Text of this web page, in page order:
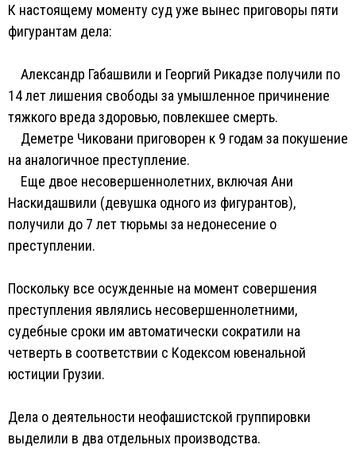
К настоящему моменту суд уже вынес приговоры пяти
фигурантам дела:
Александр Габашвили и Георгий Рикадзе получили по
14 лет лишения свободы за умышленное причинение
тяжкого вреда здоровью, повлекшее смерть.
Деметре Чиковани приговорен к 9 годам за покушение
на аналогичное преступление.
Еще двое несовершеннолетних, включая Ани
Наскидашвили (девушка одного из фигурантов),
получили до 7 лет тюрьмы за недонесение о
преступлении.
Поскольку все осужденные на момент совершения
преступления являлись несовершеннолетними,
судебные сроки им автоматически сократили на
четверть в соответствии с Кодексом ювенальной
юстиции Грузии.
Дела о деятельности неофашистской группировки
выделили в два отдельных производства.